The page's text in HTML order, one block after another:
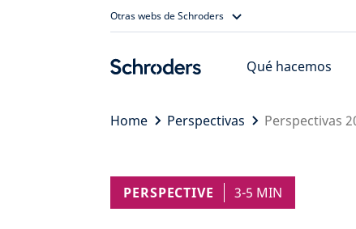
Otras webs de Schroders
Qué hacemos
Home Perspectivas Perspectivas
PERSPECTIVE 3-5 MIN